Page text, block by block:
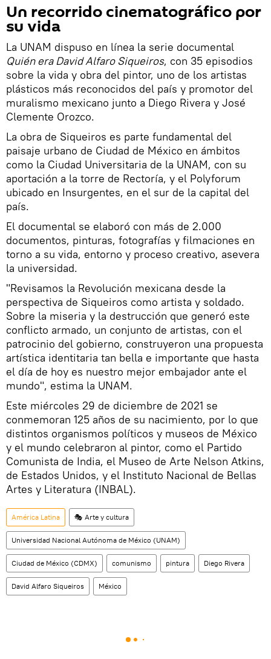
Un recorrido cinematográfico por
su vida
La UNAM dispuso en línea la serie documental
Quién era David Alfaro Siqueiros, con 35 episodios
sobre la vida y obra del pintor, uno de los artistas
plásticos más reconocidos del país y promotor del
muralismo mexicano junto a Diego Rivera y José
Clemente Orozco.
La obra de Siqueiros es parte fundamental del
paisaje urbano de Ciudad de México en ámbitos
como la Ciudad Universitaria de la UNAM, con su
aportación a la torre de Rectoría, y el Polyforum
ubicado en Insurgentes, en el sur de la capital del
país.
El documental se elaboró con más de 2.000
documentos, pinturas, fotografías y filmaciones en
torno a su vida, entorno y proceso creativo, asevera
la universidad.
"Revisamos la Revolución mexicana desde la
perspectiva de Siqueiros como artista y soldado.
Sobre la miseria y la destrucción que generó este
conflicto armado, un conjunto de artistas, con el
patrocinio del gobierno, construyeron una propuesta
artística identitaria tan bella e importante que hasta
el día de hoy es nuestro mejor embajador ante el
mundo", estima la UNAM.
Este miércoles 29 de diciembre de 2021 se
conmemoran 125 años de su nacimiento, por lo que
distintos organismos políticos y museos de México
y el mundo celebraron al pintor, como el Partido
Comunista de India, el Museo de Arte Nelson Atkins,
de Estados Unidos, y el Instituto Nacional de Bellas
Artes y Literatura (INBAL).
América Latina 🎭 Arte y cultura
Universidad Nacional Autónoma de México (UNAM)
Ciudad de México (CDMX) comunismo pintura Diego Rivera
David Alfaro Siqueiros México